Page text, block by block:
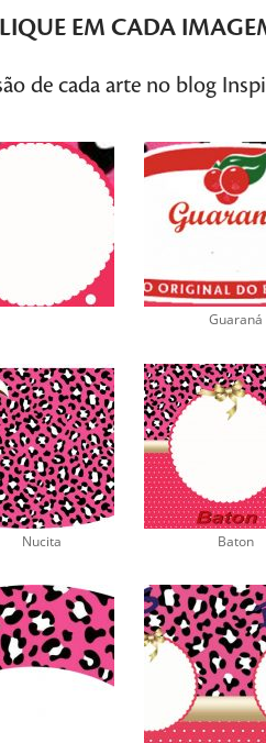
EM CADA
de cada arte no blog
Guaraná
Nucita Baton